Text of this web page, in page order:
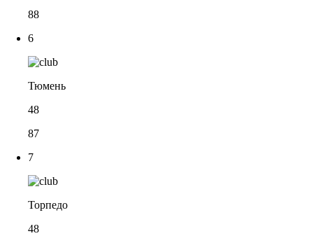
88
6
Тюмень
48
87
7
Торпедо
48